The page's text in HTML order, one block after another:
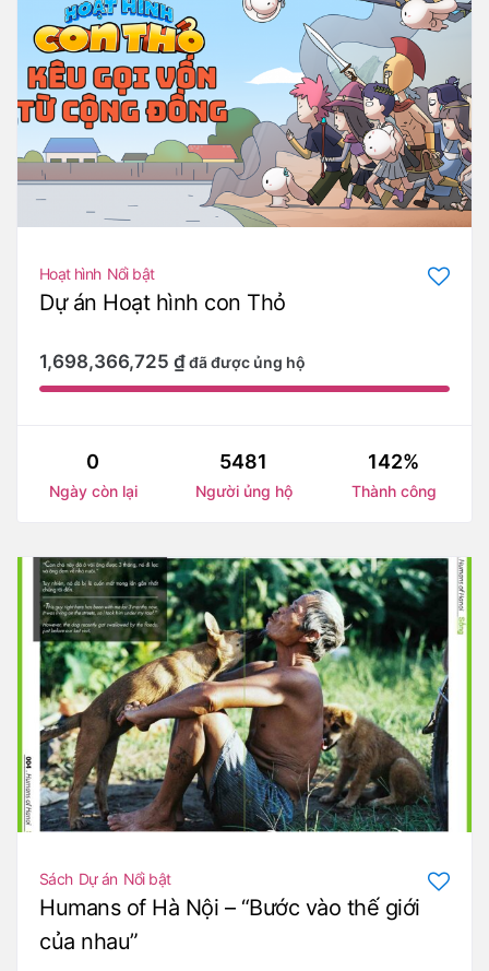
Hoạt hình Nổi bật
Dự án Hoạt hình con Thỏ
1,698,366,725 ₫đã được ủng hộ
0
Ngày còn lại
5481
Người ủng hộ
142%
Thành công
Sách Dự án Nổi bật
Humans of Hà Nội – “Bước vào thế giới
của nhau”